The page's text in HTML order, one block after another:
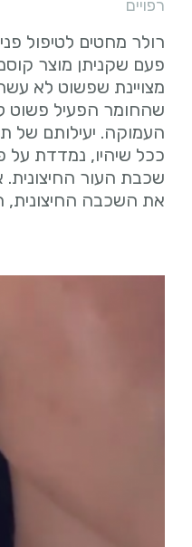
רפויים
רולר מחטים לטיפול
פעם שקניתן מוצר
מצויינת שפשוט לא
שהחומר הפעיל פשוט
העמוקה. יעילותם של
ככל שיהיו, נמדדת על
שכבת העור החיצונית.
את השכבה